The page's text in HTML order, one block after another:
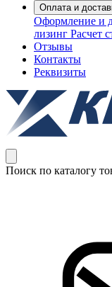
Оплата и
Оформление и
лизинг Расчет
Отзывы
Контакты
Реквизиты
Поиск по каталогу